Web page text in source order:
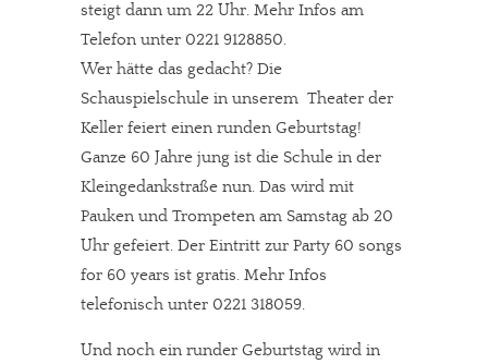
steigt dann um 22 Uhr. Mehr Infos am
Telefon unter 0221 9128850.
Wer hätte das gedacht? Die
Schauspielschule in unserem Theater der
Keller feiert einen runden Geburtstag!
Ganze 60 Jahre jung ist die Schule in der
Kleingedankstraße nun. Das wird mit
Pauken und Trompeten am Samstag ab 20
Uhr gefeiert. Der Eintritt zur Party 60 songs
for 60 years ist gratis. Mehr Infos
telefonisch unter 0221 318059.
Und noch ein runder Geburtstag wird in